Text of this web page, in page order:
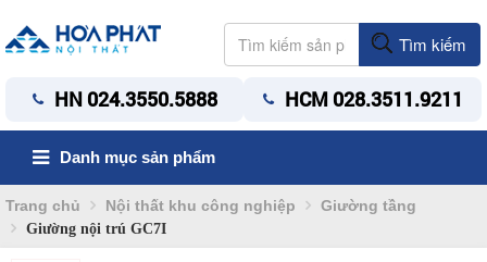
Tìm kiếm
HN 024.3550.5888 HCM 028.3511.9211
Danh mục sản phẩm
Trang chủ Nội thất khu công nghiệp Giường tầng
Giường nội trú GC7I